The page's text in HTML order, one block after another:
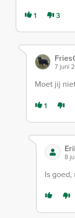
1 3
7 juni
Moet jij
1
8
Is